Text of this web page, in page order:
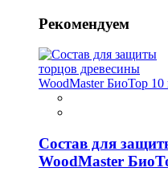
Рекомендуем
Состав для
WoodMaster